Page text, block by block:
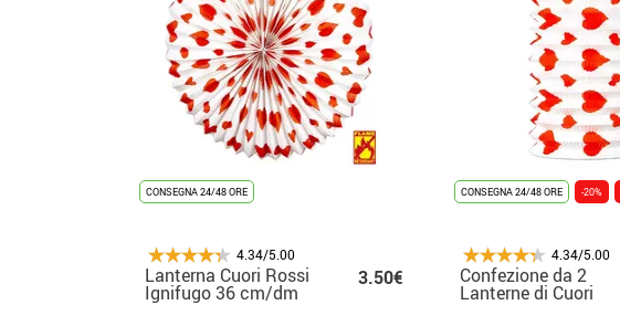
CONSEGNA 24/48 ORE
4.34/5.00
Lanterna Cuori Rossi
Ignifugo 36 cm/dm
3.50€
CONSEGNA 24/48 ORE -20%
4.34/5.00
Confezione da 2
Lanterne di Cuori